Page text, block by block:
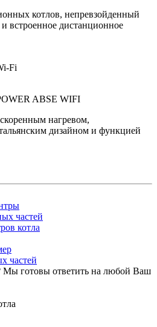
котлов, непревзойденный
встроенное дистанционное
Fi
ABSE WIFI
нагревом,
дизайном и функцией
частей
котла
частей
Мы готовы ответить на любой Ваш